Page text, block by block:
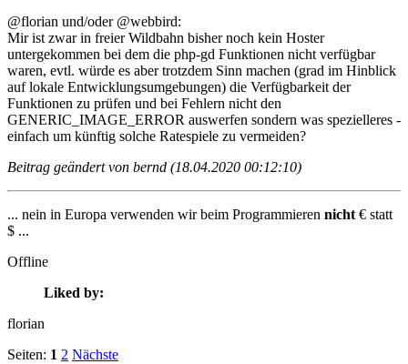
@florian und/oder @webbird:
Mir ist zwar in freier Wildbahn bisher noch kein Hoster
untergekommen bei dem die php-gd Funktionen nicht verfügbar
waren, evtl. würde es aber trotzdem Sinn machen (grad im Hinblick
auf lokale Entwicklungsumgebungen) die Verfügbarkeit der
Funktionen zu prüfen und bei Fehlern nicht den
GENERIC_IMAGE_ERROR auswerfen sondern was spezielleres -
einfach um künftig solche Ratespiele zu vermeiden?
Beitrag geändert von bernd (18.04.2020 00:12:10)
... nein in Europa verwenden wir beim Programmieren nicht € statt
$ ...
Offline
Liked by:
florian
Seiten: 1 2 Nächste